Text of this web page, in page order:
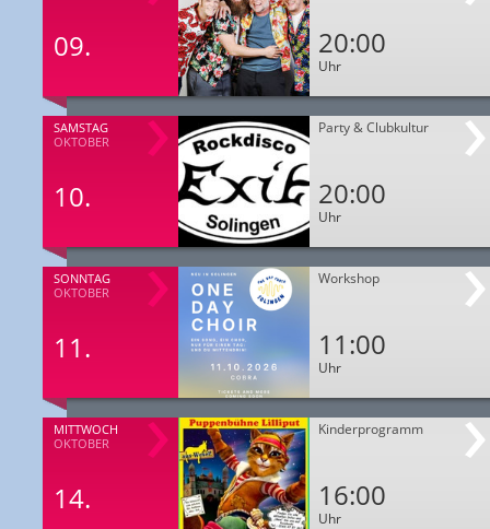
09. 20:00
Uhr
SAMSTAG
OKTOBER
10.
Party & Clubkultur
20:00
Uhr
SONNTAG
OKTOBER
11.
Workshop
11:00
Uhr
MITTWOCH
OKTOBER
14.
Kinderprogramm
16:00
Uhr